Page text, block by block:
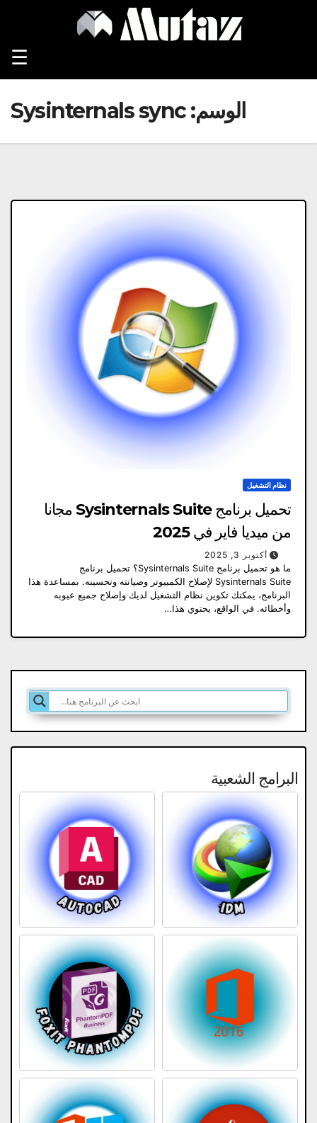
☰
الوسم:Sysinternals sync
نظام التشغيل
تحميل برنامج Sysinternals Suite مجانا
من ميديا ​​فاير في 2025
أكتوبر 3, 2025
ما هو تحميل برنامج Sysinternals Suite؟ تحميل برنامج
Sysinternals Suite لإصلاح الكمبيوتر وصيانته وتحسينه. بمساعدة هذا
البرنامج، يمكنك تكوين نظام التشغيل لديك وإصلاح جميع عيوبه
وأخطائه. في الواقع، يحتوي هذا…
البرامج الشعبية